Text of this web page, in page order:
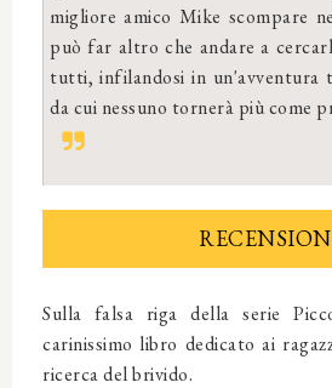
migliore amico Mike scompare
può far altro che andare a
tutti, infilandosi in un'avventura
da cui nessuno tornerà più come
Sulla falsa riga della serie
carinissimo libro dedicato ai
ricerca del brivido.